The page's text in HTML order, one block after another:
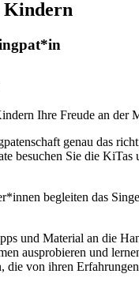
Kindern
Ihre Freude an der
genau das
besuchen Sie die KiTas
begleiten das
und Material an die
ausprobieren und
die von ihren